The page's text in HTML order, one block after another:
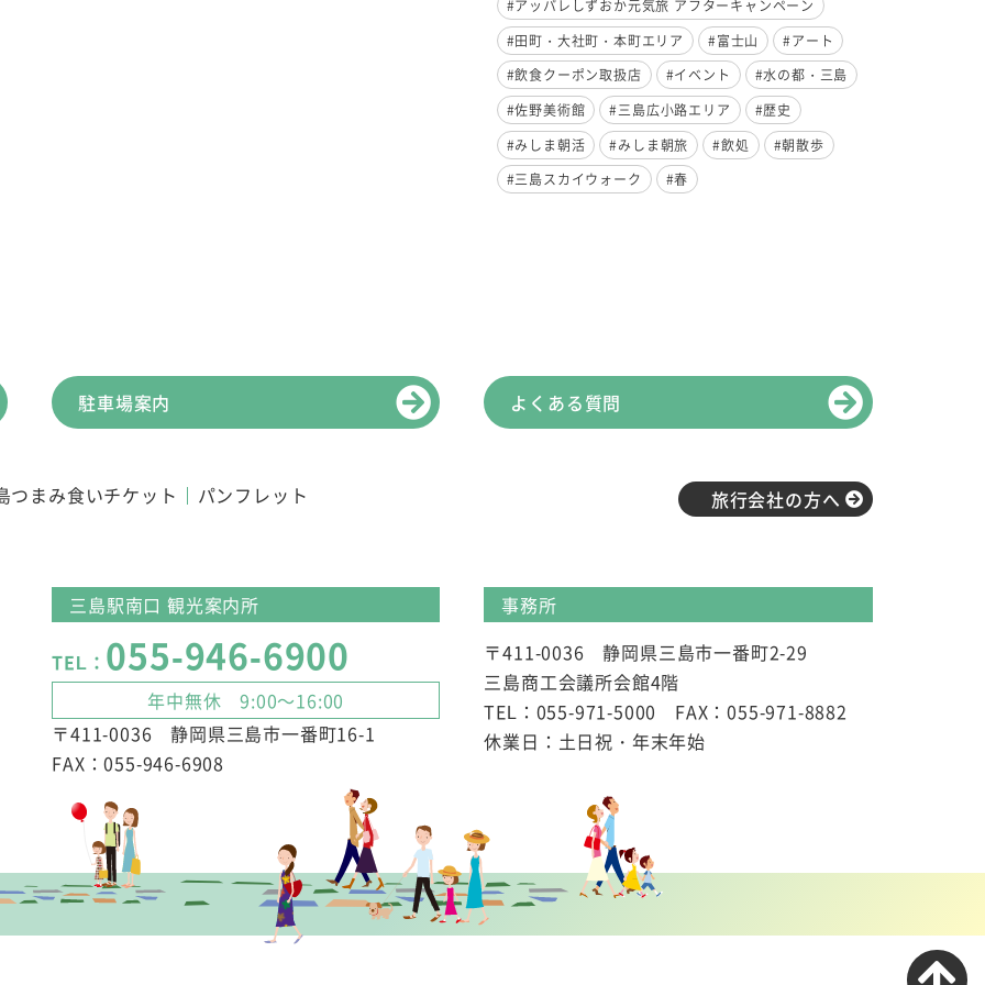
#アッパレしずおか元気旅 アフターキャンペーン
#田町・大社町・本町エリア
#富士山
#アート
#飲食クーポン取扱店
#イベント
#水の都・三島
#佐野美術館
#三島広小路エリア
#歴史
#みしま朝活
#みしま朝旅 #飲処
#朝散歩
#三島スカイウォーク
#春
駐車場案内 よくある質問
つまみ食いチケット パンフレット 旅行会社の方へ
三島駅南口 観光案内所
TEL： 055-946-6900
年中無休 9:00～16:00
〒411-0036 静岡県三島市一番町16-1
FAX：055-946-6908
事務所
〒411-0036 静岡県三島市一番町2-29
三島商工会議所会館4階
TEL：055-971-5000 FAX：055-971-8882
休業日：土日祝・年末年始